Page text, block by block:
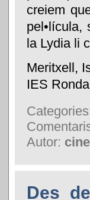
creiem
pel•lícula,
la Lydia li
Meritxell,
IES
Autor:
Des